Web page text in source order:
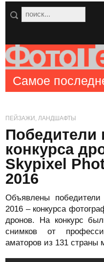
Самое
ПЕЙЗАЖИ, ЛАНДШАФТЫ
Победители
конкурса
Skypixel
2016
Объявлены
2016 – конкурса
дронов. На конкурс
снимков от
аматоров из 131 страны